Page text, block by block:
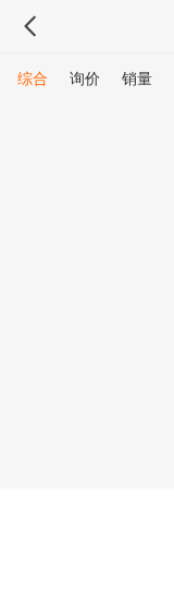
综合 询价 销量